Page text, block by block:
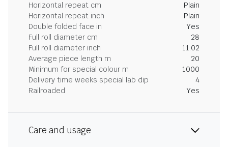
Horizontal repeat cm
Plain
Horizontal repeat inch
Plain
Double folded face in
Yes
Full roll diameter cm
28
Full roll diameter inch
11.02
Average piece length m
20
Minimum for special colour m
1000
Delivery time weeks special lab dip
4
Railroaded
Yes
Care and usage